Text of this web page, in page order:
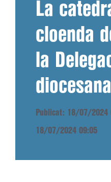
La
cloenda
la
Publicat: 18/07/2024
18/07/2024 09:05